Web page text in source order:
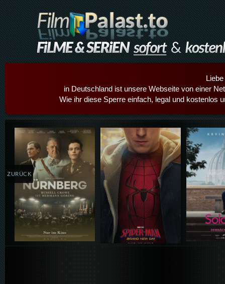
in Deutschland ist unsere Webseite von einer
Wie ihr diese Sperre einfach, legal und kostenlos
Details,Play Details,Play
ZURÜCK